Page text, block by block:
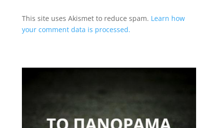
This site uses Akismet to reduce spam. Learn how
your comment data is processed.